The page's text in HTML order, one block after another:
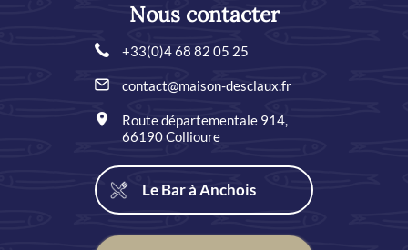
Nous contacter
+33(0)4 68 82 05 25
contact@maison-desclaux.fr
Route départementale 914,
66190 Collioure
Le Bar à Anchois